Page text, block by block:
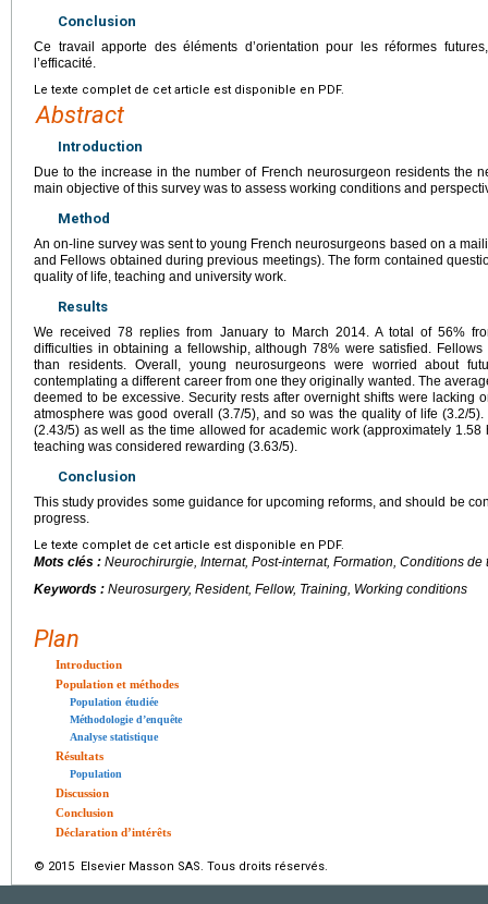
Conclusion
Ce travail apporte des éléments d’orientation pour les réformes
l’efficacité.
Le texte complet de cet article est disponible en PDF.
Abstract
Introduction
Due to the increase in the number of French neurosurgeon residents the
main objective of this survey was to assess working conditions and
Method
An on-line survey was sent to young French neurosurgeons based on a
and Fellows obtained during previous meetings). The form contained
quality of life, teaching and university work.
Results
We received 78 replies from January to March 2014. A total of 56%
difficulties in obtaining a fellowship, although 78% were satisfied.
than residents. Overall, young neurosurgeons were worried about
contemplating a different career from one they originally wanted. The
deemed to be excessive. Security rests after overnight shifts were lacking
atmosphere was good overall (3.7/5), and so was the quality of life (3.2/
(2.43/5) as well as the time allowed for academic work (approximately 1.58
teaching was considered rewarding (3.63/5).
Conclusion
This study provides some guidance for upcoming reforms, and should be
progress.
Le texte complet de cet article est disponible en PDF.
Mots clés : Neurochirurgie, Internat, Post-internat, Formation, Conditions de
Keywords : Neurosurgery, Resident, Fellow, Training, Working conditions
Plan
Introduction
Population et méthodes
Population étudiée
Méthodologie d’enquête
Analyse statistique
Résultats
Population
Discussion
Conclusion
Déclaration d’intérêts
© 2015 Elsevier Masson SAS. Tous droits réservés.